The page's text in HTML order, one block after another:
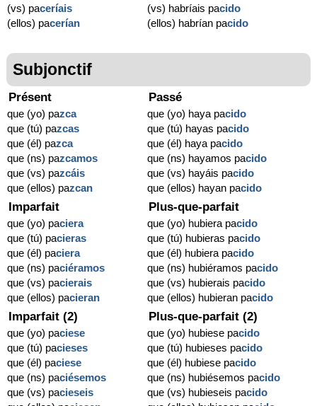
(vs) paceríais
(ellos) pacerían
(vs) habríais pacido
(ellos) habrían pacido
Subjonctif
Présent
que (yo) pazca
que (tú) pazcas
que (él) pazca
que (ns) pazcamos
que (vs) pazcáis
que (ellos) pazcan
Passé
que (yo) haya pacido
que (tú) hayas pacido
que (él) haya pacido
que (ns) hayamos pacido
que (vs) hayáis pacido
que (ellos) hayan pacido
Imparfait
que (yo) paciera
que (tú) pacieras
que (él) paciera
que (ns) paciéramos
que (vs) pacierais
que (ellos) pacieran
Plus-que-parfait
que (yo) hubiera pacido
que (tú) hubieras pacido
que (él) hubiera pacido
que (ns) hubiéramos pacido
que (vs) hubierais pacido
que (ellos) hubieran pacido
Imparfait (2)
que (yo) paciese
que (tú) pacieses
que (él) paciese
que (ns) paciésemos
que (vs) pacieseis
Plus-que-parfait (2)
que (yo) hubiese pacido
que (tú) hubieses pacido
que (él) hubiese pacido
que (ns) hubiésemos pacido
que (vs) hubieseis pacido